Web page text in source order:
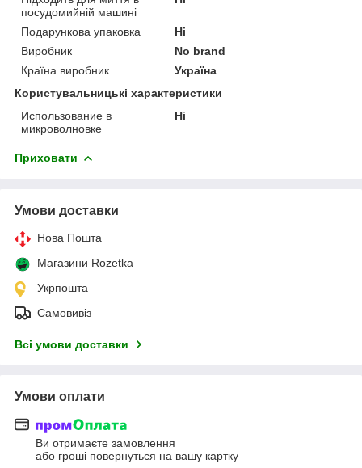
посудомийній машині
Подарункова упаковка
Ні
Виробник
No brand
Країна виробник
Україна
Користувальницькі характеристики
Использование в
микроволновке
Ні
Приховати
Умови доставки
Нова Пошта
Магазини Rozetka
Укрпошта
Самовивіз
Всі умови доставки
Умови оплати
Ви отримаєте замовлення
або гроші повернуться на вашу картку